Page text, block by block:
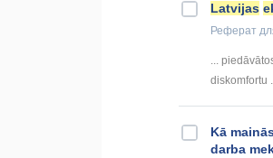
Latvijas
Реферат
...
diskomfortu
Kā
darba